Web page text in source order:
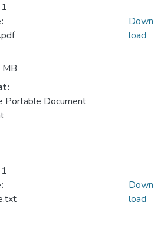
Portable Document
Down
load
Down
load